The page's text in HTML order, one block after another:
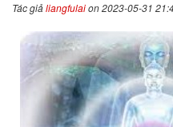
Tác giảliangfulaion 2023-05-31